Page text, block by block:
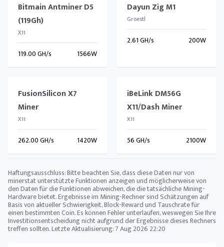
Bitmain Antminer D5
(119Gh)
X11
119.00 GH/s 1566W
Dayun Zig M1
Groestl
2.61 GH/s 200W
FusionSilicon X7
Miner
X11
262.00 GH/s 1420W
iBeLink DM56G
X11/Dash Miner
X11
56 GH/s 2100W
Haftungsausschluss: Bitte beachten Sie, dass diese Daten nur von
minerstat unterstützte Funktionen anzeigen und möglicherweise von
den Daten für die Funktionen abweichen, die die tatsächliche Mining-
Hardware bietet. Ergebnisse im Mining-Rechner sind Schätzungen auf
Basis von aktueller Schwierigkeit, Block-Reward und Tauschrate für
einen bestimmten Coin. Es können Fehler unterlaufen, weswegen Sie Ihre
Investitionsentscheidung nicht aufgrund der Ergebnisse dieses Rechners
treffen sollten. Letzte Aktualisierung:7 Aug 2026 22:20